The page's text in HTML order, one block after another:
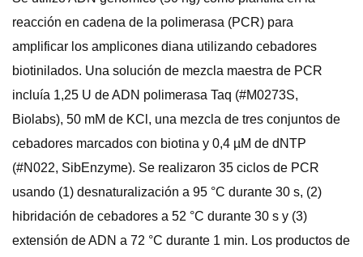
reacción en cadena de la polimerasa (PCR) para
amplificar los amplicones diana utilizando cebadores
biotinilados. Una solución de mezcla maestra de PCR
incluía 1,25 U de ADN polimerasa Taq (#M0273S,
Biolabs), 50 mM de KCl, una mezcla de tres conjuntos de
cebadores marcados con biotina y 0,4 µM de dNTP
(#N022, SibEnzyme). Se realizaron 35 ciclos de PCR
usando (1) desnaturalización a 95 °C durante 30 s, (2)
hibridación de cebadores a 52 °C durante 30 s y (3)
extensión de ADN a 72 °C durante 1 min. Los productos de